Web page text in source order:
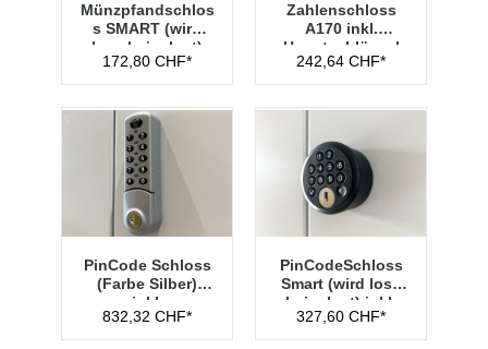
Münzpfandschlos
s SMART (wird
lose beigelegt)
172,80 CHF*
Zahlenschloss
A170 inkl.
Hauptschlüssel
Typ 1
242,64 CHF*
PinCode Schloss
(Farbe Silber)
inkl.
Hauptschlüssel
Typ 1
832,32 CHF*
PinCodeSchloss
Smart (wird lose
beigelegt) inkl.
Managementschl
üssel
327,60 CHF*